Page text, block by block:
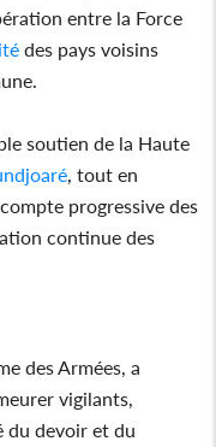
entre la Force
des pays voisins
soutien de la Haute
, tout en
progressive des
continue des
des Armées, a
vigilants,
du devoir et du